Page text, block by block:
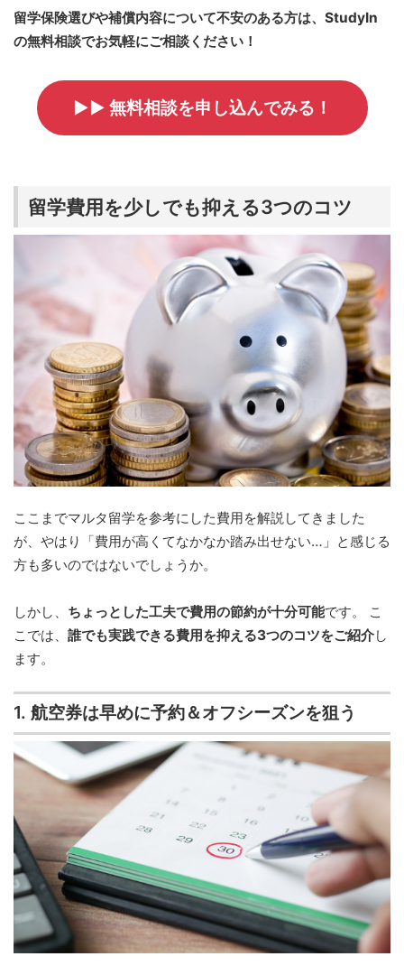
留学保険選びや補償内容について不安のある方は、StudyIn
の無料相談でお気軽にご相談ください！
▶▶ 無料相談を申し込んでみる！
留学費用を少しでも抑える3つのコツ
ここまでマルタ留学を参考にした費用を解説してきました
が、やはり「費用が高くてなかなか踏み出せない…」と感じる
方も多いのではないでしょうか。
しかし、 ちょっとした工夫で費用の節約が十分可能です。 こ
こでは、 誰でも実践できる費用を抑える3つのコツをご紹介し
ます。
1. 航空券は早めに予約＆オフシーズンを狙う